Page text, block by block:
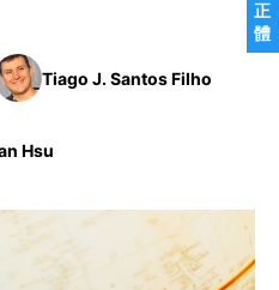
正
體
波斯语
亚语
波兰语
Tiago J. Santos Filho
Hsu